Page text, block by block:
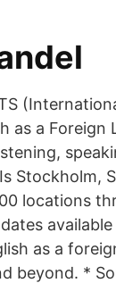
as a Foreign
Stockholm,
locations
as a
beyond. *